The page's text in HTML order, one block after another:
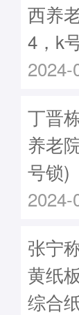
西养
4，k
2024-
丁晋
养老
号锁)
2024-
张宁
黄纸
综合